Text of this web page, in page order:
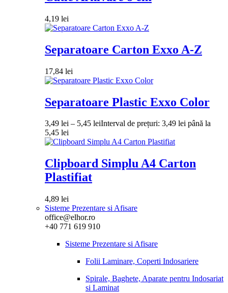
4,19 lei
Separatoare Carton Exxo A-Z
17,84 lei
Separatoare Plastic Exxo Color
3,49 lei – 5,45 leiInterval de prețuri: 3,49 lei până la
5,45 lei
Clipboard Simplu A4 Carton
Plastifiat
4,89 lei
Sisteme Prezentare si Afisare
office@elhor.ro
+40 771 619 910
Sisteme Prezentare si Afisare
Folii Laminare, Coperti Indosariere
Spirale, Baghete, Aparate pentru Indosariat
si Laminat